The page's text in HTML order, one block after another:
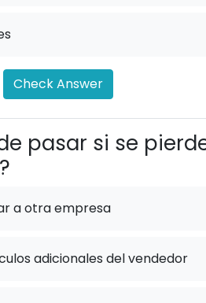
Check Answer
pasar si se
a otra empresa
adicionales del vendedor